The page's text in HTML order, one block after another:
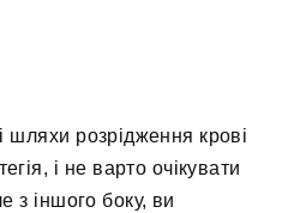
розрідження крові
і не варто очікувати
з іншого боку, ви